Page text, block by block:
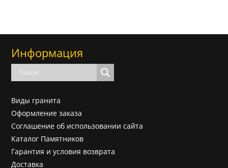
Информация
Виды гранита
Оформление заказа
Соглашение об использовании сайта
Каталог Памятников
Гарантия и условия возврата
Доставка